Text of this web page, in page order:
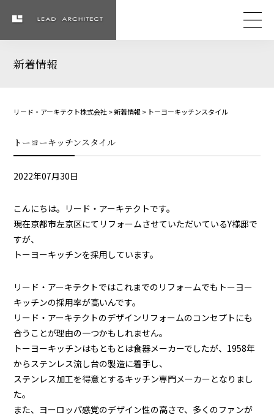
新着情報
リード・アーキテクト株式会社>新着情報> トーヨーキッチンスタイル
トーヨーキッチンスタイル
2022年07月30日
こんにちは。リード・アーキテクトです。
現在京都市左京区にてリフォームさせていただいているY様邸で
すが、
トーヨーキッチンを採用しています。
リード・アーキテクトではこれまでのリフォームでもトーヨー
キッチンの採用率が高いんです。
リード・アーキテクトのデザインリフォームのコンセプトにも
合うことが理由の一つかもしれません。
トーヨーキッチンはもともとは食器メーカーでしたが、1958年
からステンレス流し台の製造に着手し、
ステンレス加工を得意とするキッチン専門メーカーとなりまし
た。
また、ヨーロッパ感覚のデザイン性の高さで、多くのファンが